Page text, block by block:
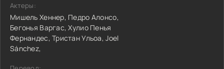
Актеры:
Мишель Хеннер, Педро Алонсо,
Бегонья Варгас,Хулио Пенья
Фернандес,Тристан Ульоа,Joel
Sánchez,